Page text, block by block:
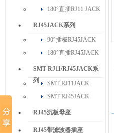
180°直插RJ11 JACK
RJ45JACK系列
90°插板RJ45JACK
180°直插RJ45JACK
SMT RJ11/RJ45JACK系
列
SMT RJ11JACK
SMT RJ45JACK
RJ45沉板母座
RJ45带滤波器插座